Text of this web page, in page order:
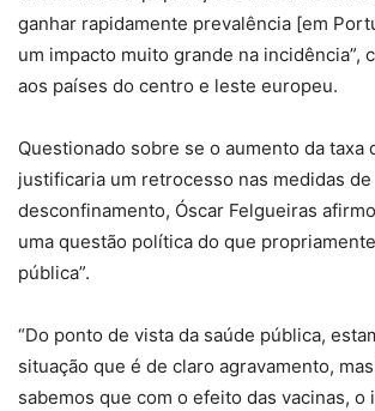
ganhar rapidamente prevalência [em
um impacto muito grande na incidência”,
aos países do centro e leste europeu.
Questionado sobre se o aumento da taxa
justificaria um retrocesso nas medidas de
desconfinamento, Óscar Felgueiras
uma questão política do que
pública”.
“Do ponto de vista da saúde pública,
situação que é de claro agravamento,
sabemos que com o efeito das vacinas, o